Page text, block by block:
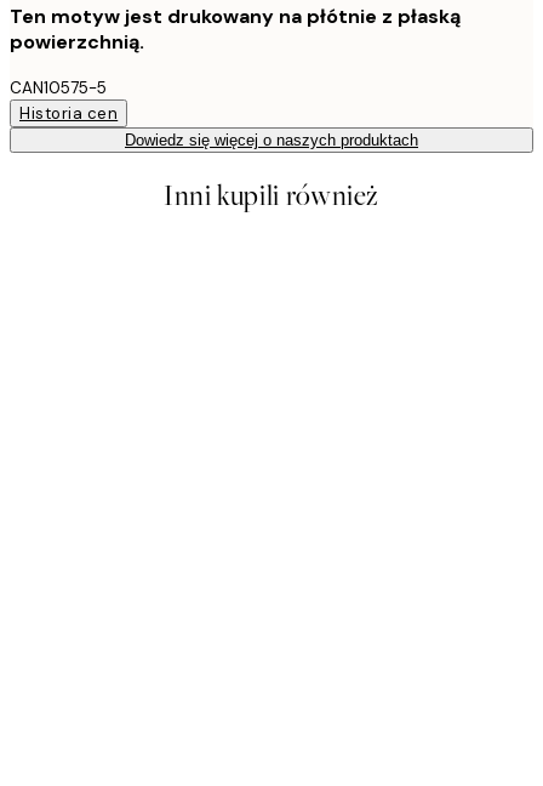
Ten motyw jest drukowany na płótnie z płaską
powierzchnią.
CAN10575-5
Historia cen
Dowiedz się więcej o naszych produktach
Inni kupili również